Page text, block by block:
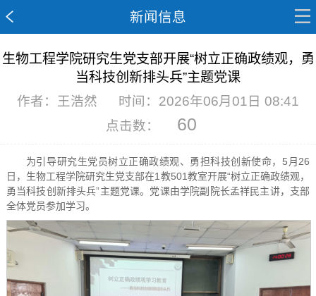
新闻信息
生物工程学院研究生党支部开展“树立正确政绩观，勇
当科技创新排头兵”主题党课
作者：王浩然
时间：2026年06月01日 08:41
点击数：
60
为引导研究生党员树立正确政绩观、勇担科技创新使命，5月26
日，生物工程学院研究生党支部在1教501教室开展“树立正确政绩观，
勇当科技创新排头兵”主题党课。党课由学院副院长孟祥民主讲，支部
全体党员参加学习。